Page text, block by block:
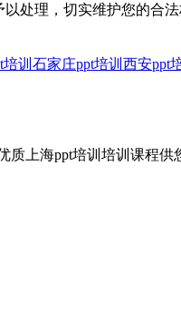
处理，切实维护您的合法
训 石家庄ppt培训 西安ppt
上海ppt培训培训课程供